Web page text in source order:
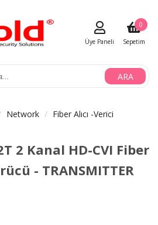
ARA
Üye Paneli Sepetim
0
Network Fiber Alıcı -Verici
2 Kanal HD-CVI Fiber
- TRANSMITTER